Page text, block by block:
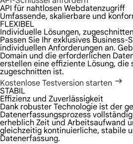
API für nahtlosen Webdatenzugriff
Umfassende, skalierbare und
FLEXIBEL
Individuelle Lösungen,
Passen Sie Ihr exklusives Business-
individuellen Anforderungen an.
Domain und die erforderlichen
erstellen eine effiziente Lösung, die
zugeschnitten ist.
Kostenlose Testversion starten
STABIL
Effizienz und Zuverlässigkeit
Dank robuster Technologie ist der
Datenerfassungsprozess
erheblich Zeit und Arbeitsaufwand
gleichzeitig kontinuierliche, stabile
Datenerfassung.